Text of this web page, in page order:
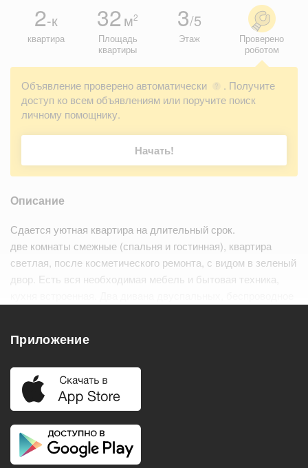
2-к
квартира
32 м2
Площадь
квартиры
3/5
Этаж
Проверено
роботом
Объявление проверено автоматически ?
. Получите
доступ ко всем объявлениям или поручите поиск
личному помощнику.
Начать!
Описание
Сдается уютная квартира на длительный срок.
две комнаты смежные (спальня и гостинная), квартира
светлая, после косметического ремонта, с видом в зеленый
двор. Есть вся необходимая мебель и бытовая техника,
Удобства
Балкон
Холодильник
Телевизор
Кондиционер
Приложение